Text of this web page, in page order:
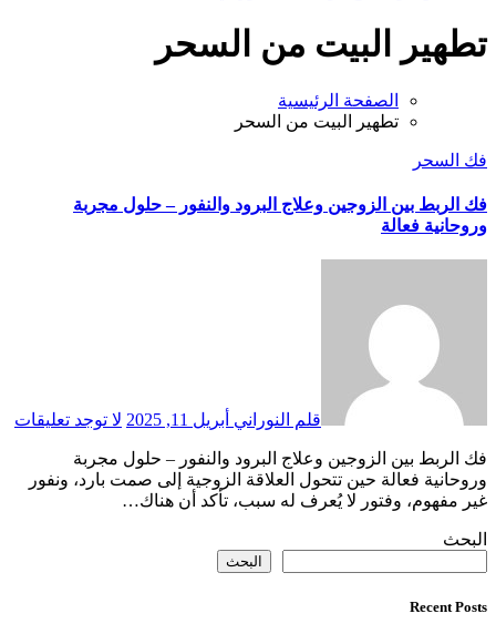
تطهير البيت من السحر
الصفحة الرئيسية
تطهير البيت من السحر
فك السحر
فك الربط بين الزوجين وعلاج البرود والنفور – حلول مجربة
وروحانية فعالة
قلم النوراني أبريل 11, 2025 لا توجد تعليقات
فك الربط بين الزوجين وعلاج البرود والنفور – حلول مجربة
وروحانية فعالة حين تتحول العلاقة الزوجية إلى صمت بارد، ونفور
غير مفهوم، وفتور لا يُعرف له سبب، تأكد أن هناك…
البحث
البحث
Recent Posts